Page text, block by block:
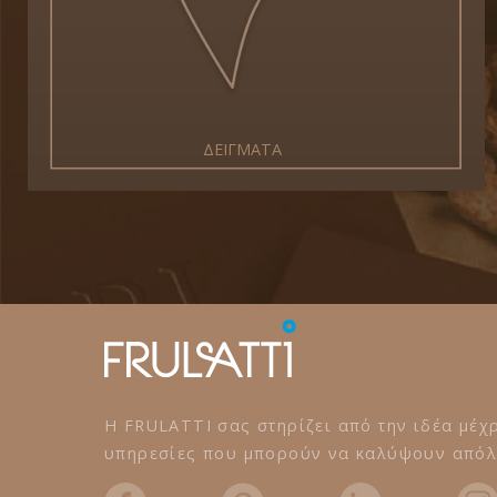
ΔΕΙΓΜΑΤΑ
Η FRULATTI σας στηρίζει από την ιδέα
υπηρεσίες που μπορούν να καλύψουν